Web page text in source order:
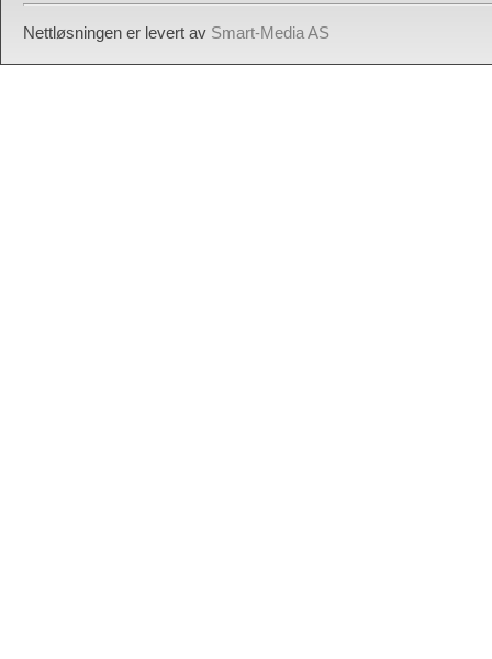
Nettløsningen er levert av Smart-Media AS